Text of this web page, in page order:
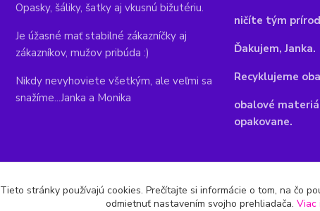
Opasky, šáliky, šatky aj vkusnú bižutériu.
Je úžasné mať stabilné zákazníčky aj
zákazníkov, mužov pribúda :)
Nikdy nevyhoviete všetkým, ale veľmi sa
snažíme...Janka a Monika
ničíte tým
Ďakujem, Janka.
Recyklujeme
obalové
opakovane.
Tieto stránky používajú cookies. Prečítajte si informácie o tom, na čo
odmietnuť nastavením svojho prehliadača. Viac